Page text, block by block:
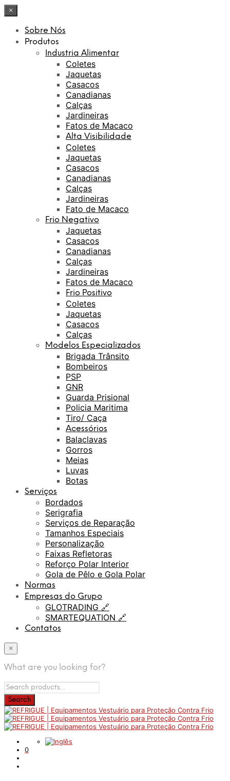
×
Sobre Nós
Produtos
Industria Alimentar
Coletes
Jaquetas
Casacos
Canadianas
Calças
Jardineiras
Fatos de Macaco
Alta Visibilidade
Coletes
Jaquetas
Casacos
Canadianas
Calças
Jardineiras
Fato de Macaco
Frio Negativo
Jaquetas
Casacos
Canadianas
Calças
Jardineiras
Fatos de Macaco
Frio Positivo
Coletes
Jaquetas
Casacos
Calças
Modelos Especializados
Brigada Trânsito
Bombeiros
PSP
GNR
Guarda Prisional
Policia Maritima
Tiro/ Caça
Acessórios
Balaclavas
Gorros
Meias
Luvas
Botas
Serviços
Bordados
Serigrafia
Serviços de Reparação
Tamanhos Especiais
Personalização
Faixas Refletoras
Reforço Polar Interior
Gola de Pêlo e Gola Polar
Normas
Empresas do Grupo
GLOTRADING 🔗
SMARTEQUATION 🔗
Contatos
×
What are you looking for?
0